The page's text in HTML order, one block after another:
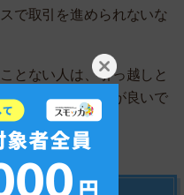
で取引を進められないな
とない人は、引っ越しと
用は避けたほうが良いで